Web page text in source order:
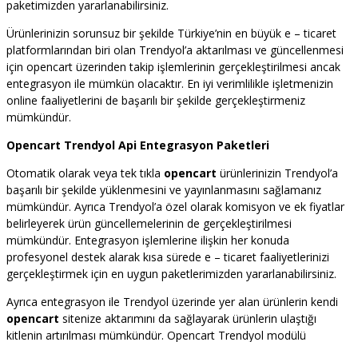
paketimizden yararlanabilirsiniz.
Ürünlerinizin sorunsuz bir şekilde Türkiye’nin en büyük e – ticaret
platformlarından biri olan Trendyol’a aktarılması ve güncellenmesi
için opencart üzerinden takip işlemlerinin gerçekleştirilmesi ancak
entegrasyon ile mümkün olacaktır. En iyi verimlilikle işletmenizin
online faaliyetlerini de başarılı bir şekilde gerçekleştirmeniz
mümkündür.
Opencart Trendyol Api Entegrasyon Paketleri
Otomatik olarak veya tek tıkla opencart ürünlerinizin Trendyol’a
başarılı bir şekilde yüklenmesini ve yayınlanmasını sağlamanız
mümkündür. Ayrıca Trendyol’a özel olarak komisyon ve ek fiyatlar
belirleyerek ürün güncellemelerinin de gerçekleştirilmesi
mümkündür. Entegrasyon işlemlerine ilişkin her konuda
profesyonel destek alarak kısa sürede e – ticaret faaliyetlerinizi
gerçekleştirmek için en uygun paketlerimizden yararlanabilirsiniz.
Ayrıca entegrasyon ile Trendyol üzerinde yer alan ürünlerin kendi
opencart sitenize aktarımını da sağlayarak ürünlerin ulaştığı
kitlenin artırılması mümkündür. Opencart Trendyol modülü